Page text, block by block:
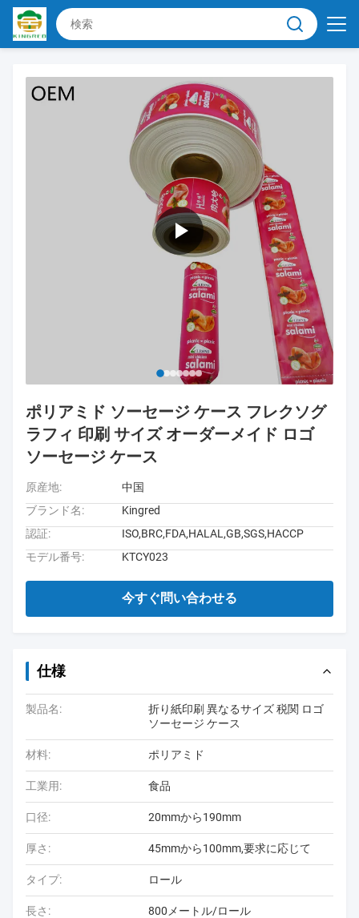
ポリアミド ソーセージ ケース フレクソグ
ラフィ 印刷 サイズ オーダーメイド ロゴ
ソーセージ ケース
原産地:
中国
ブランド名:
Kingred
認証:
ISO,BRC,FDA,HALAL,GB,SGS,HACCP
モデル番号:
KTCY023
今すぐ問い合わせる
仕様
製品名:
折り紙印刷 異なるサイズ 税関 ロゴ
ソーセージ ケース
材料: ポリアミド
工業用: 食品
口径: 20mmから190mm
厚さ: 45mmから100mm,要求に応じて
タイプ: ロール
長さ: 800メートル/ロール